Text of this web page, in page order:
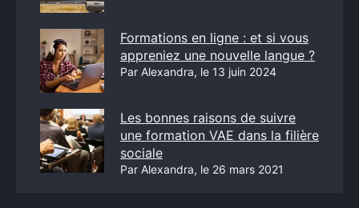
Formations en ligne : et si vous
appreniez une nouvelle langue ?
Par Alexandra, le 13 juin 2024
Les bonnes raisons de suivre
une formation VAE dans la filière
sociale
Par Alexandra, le 26 mars 2021